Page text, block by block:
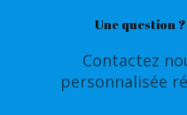
Une question
Contactez
personnalisée